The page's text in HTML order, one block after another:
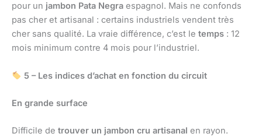
pour un jambon Pata Negra espagnol. Mais ne confonds
pas cher et artisanal : certains industriels vendent très
cher sans qualité. La vraie différence, c’est le temps : 12
mois minimum contre 4 mois pour l’industriel.
5 – Les indices d’achat en fonction du circuit
En grande surface
Difficile de trouver un jambon cru artisanal en rayon.